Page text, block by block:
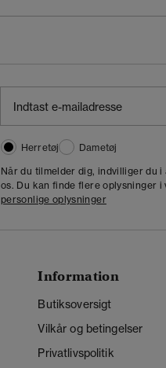
Herretøj
Dametøj
Når du tilmelder dig, indvilliger du
os. Du kan finde flere oplysninger i
personlige oplysninger
Information
Butiksoversigt
Vilkår og betingelser
Privatlivspolitik